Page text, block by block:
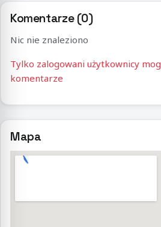
Komentarze (0)
Nic nie znaleziono
Tylko zalogowani użytkownicy
komentarze
Mapa